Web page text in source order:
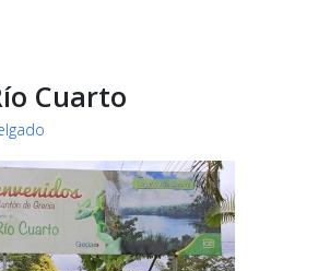
Cuarto